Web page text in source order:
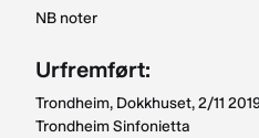
NB noter
Urfremført:
Trondheim, Dokkhuset, 2/11
Trondheim Sinfonietta